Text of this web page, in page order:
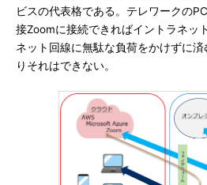
ビスの代表格である。テレワークの
接Zoomに接続できればイントラネッ
ネット回線に無駄な負荷をかけずに
りそれはできない。